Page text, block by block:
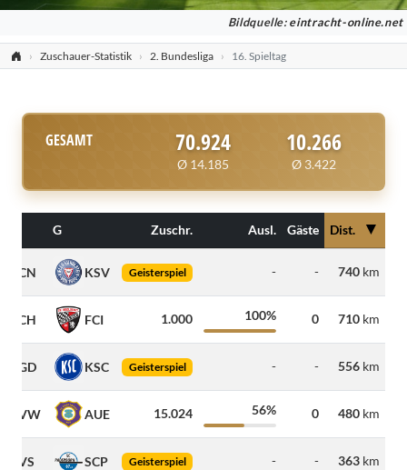
Bildquelle: eintracht-online.net
Zuschauer-Statistik 2. Bundesliga 16. Spieltag
GESAMT 70.924
Ø 14.185
10.266
Ø 3.422
G Zuschr. Ausl. Gäste Dist. ▼
FCN KSV Geisterspiel - - 740 km
FCH FCI 1.000 100% 0 710 km
SGD KSC Geisterspiel - - 556 km
SVW AUE 15.024 56% 0 480 km
SVS SCP Geisterspiel - - 363 km